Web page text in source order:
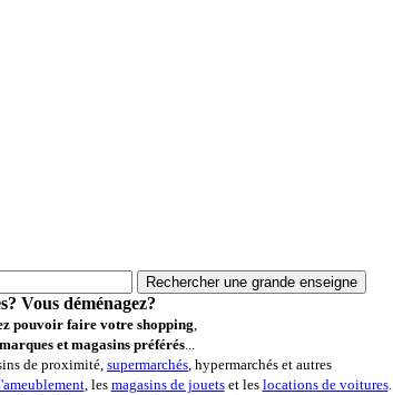
Vous déménagez?
pouvoir faire votre shopping,
marques et magasins préférés...
de proximité, supermarchés, hypermarchés et autres
, les magasins de jouetset les locations de voitures.